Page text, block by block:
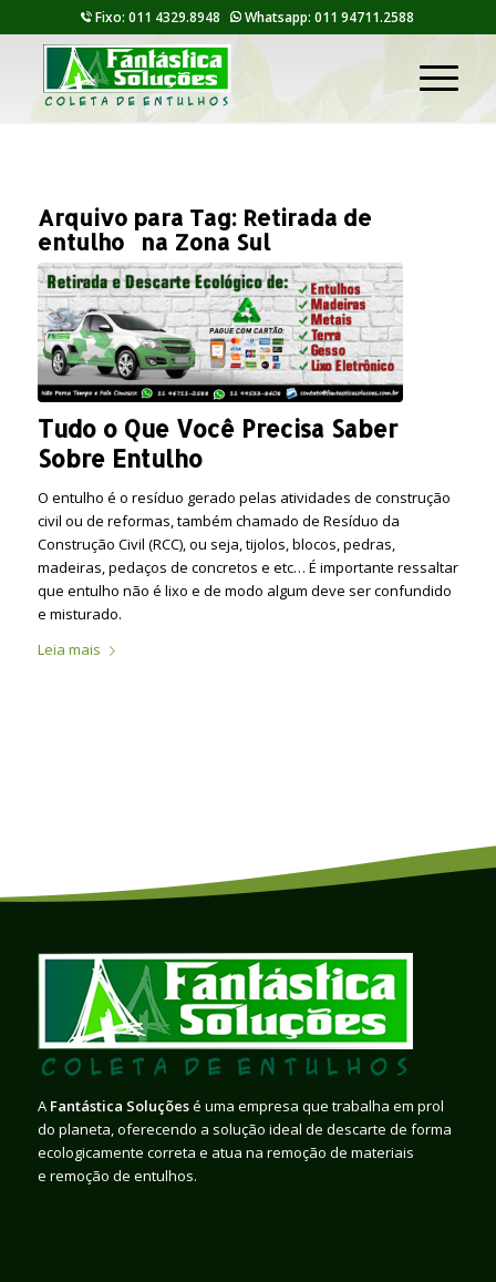
Fixo: 011 4329.8948 Whatsapp: 011 94711.2588
Arquivo para Tag: Retirada de
entulho na Zona Sul
Tudo o Que Você Precisa Saber
Sobre Entulho
O entulho é o resíduo gerado pelas atividades de construção
civil ou de reformas, também chamado de Resíduo da
Construção Civil (RCC), ou seja, tijolos, blocos, pedras,
madeiras, pedaços de concretos e etc… É importante ressaltar
que entulho não é lixo e de modo algum deve ser confundido
e misturado.
Leia mais
A Fantástica Soluçõesé uma empresa que trabalha em prol
do planeta, oferecendo a solução ideal de descarte de forma
ecologicamente correta e atua na remoção de materiais
e remoção de entulhos.